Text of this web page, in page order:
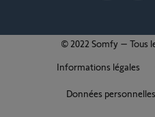
© 2022 Somfy – Tous
Informations légales
Données personnelles